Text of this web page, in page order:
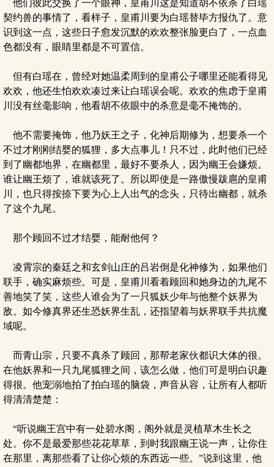
他们彼此交换了一个眼神，皇甫川这是知道胡不依杀了白瑶
契约兽的事情了，看样子，皇甫川要为白瑶替毕方报仇了。意
识到这一点，这些日子愈发沉默的欢欢整张脸更白了，一点血
色都没有，眼睛里都是不可置信。
但有白瑶在，曾经对她温柔周到的皇甫公子哪里还能看得见
欢欢，他还生怕欢欢凑过来让白瑶误会呢。欢欢的焦虑于皇甫
川没有丝毫影响，他看胡不依眼中的杀意是毫不掩饰的。
他不需要掩饰，他乃妖王之子，化神后期修为，想要杀一个
不过才刚刚结婴的狐狸，多大点事儿！只不过，此时他们已经
到了幽都地界，在幽都里，最好不要杀人，因为幽王会嫌烦。
谁让幽王烦了，谁就该死了。所以即使是一路傲慢跋扈的皇甫
川，也只得按捺下要为心上人出气的念头，只待出幽都，就杀
了这个九尾。
那个顾回不过才结婴，能耐他何？
凌霄宗的秦廷之和玄剑山庄的吕岩倒是化神修为，如果他们
联手，确实麻烦些。可是，皇甫川看着顾回和她身边的九尾不
善地笑了笑，这些人谁会为了一只狐妖少年与他整个妖界为
敌。如今修真界还生恐妖界生乱，还指望着与妖界联手共抗魔
域呢。
而青山宗，只要不真杀了顾回，那帮老家伙都识大体的很。
在他妖界和一只九尾狐狸之间，该怎么做，他们可是明白识趣
得很。他宠溺地拍了拍白瑶的脑袋，声音从容，让所有人都听
得清清楚楚：
“听说幽王宫中有一处碧水阁，阁外就是灵植草木生长之
处。你不是最爱那些花花草草，到时我跟幽王说一声，让你住
在那里，离那些看了让你心烦的东西远一些。”说到这里，他